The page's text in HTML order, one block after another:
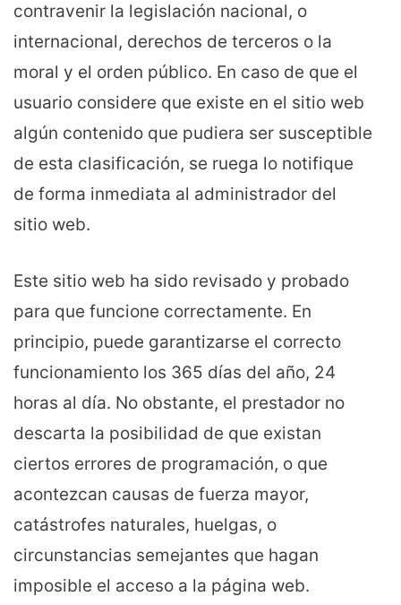
contravenir la legislación nacional, o
internacional, derechos de terceros o la
moral y el orden público. En caso de que el
usuario considere que existe en el sitio web
algún contenido que pudiera ser susceptible
de esta clasificación, se ruega lo notifique
de forma inmediata al administrador del
sitio web.
Este sitio web ha sido revisado y probado
para que funcione correctamente. En
principio, puede garantizarse el correcto
funcionamiento los 365 días del año, 24
horas al día. No obstante, el prestador no
descarta la posibilidad de que existan
ciertos errores de programación, o que
acontezcan causas de fuerza mayor,
catástrofes naturales, huelgas, o
circunstancias semejantes que hagan
imposible el acceso a la página web.